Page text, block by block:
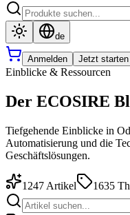
de
Anmelden Jetzt starten
Einblicke & Ressourcen
Der ECOSIRE
Tiefgehende Einblicke in
Automatisierung und die
Geschäftslösungen.
1247 Artikel 1635